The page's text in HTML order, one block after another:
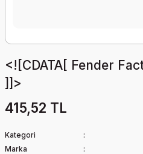
<![CDATA[ Fender
]]>
415,52 TL
Kategori
Marka